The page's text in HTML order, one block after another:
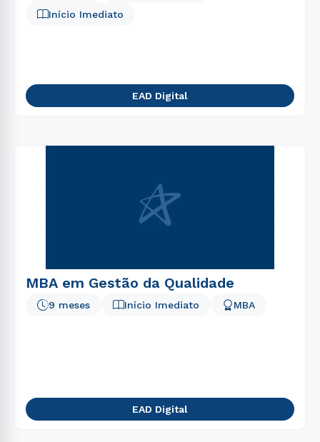
Início Imediato
EAD Digital
MBA em Gestão da Qualidade
Início Imediato MBA
9 meses
EAD Digital